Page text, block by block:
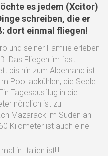
es jedem (Xcitor)
schreiben, die er
dort einmal fliegen!
und seiner Familie erleben
Das Fliegen im fast
bis hin zum Alpenrand ist
Pool abkühlen, die Seele
Tagesausflug in die
nördlich ist zu
Mazarack im Süden an
Kilometer ist auch eine
in Italien ist!!!